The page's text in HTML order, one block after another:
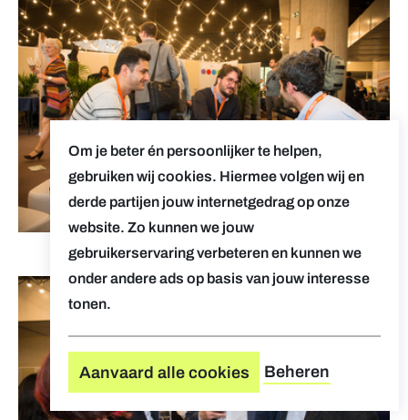
Om je beter én persoonlijker te helpen,
gebruiken wij cookies. Hiermee volgen wij en
derde partijen jouw internetgedrag op onze
website. Zo kunnen we jouw
gebruikerservaring verbeteren en kunnen we
onder andere ads op basis van jouw interesse
tonen.
Aanvaard alle cookies Beheren